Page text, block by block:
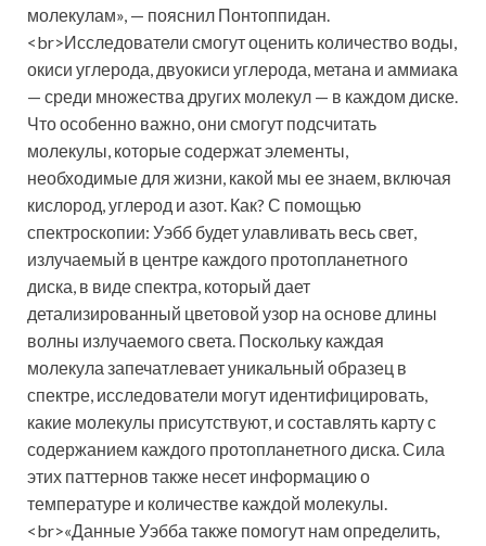
молекулам», — пояснил Понтоппидан.
<br>Исследователи смогут оценить количество воды,
окиси углерода, двуокиси углерода, метана и аммиака
— среди множества других молекул — в каждом диске.
Что особенно важно, они смогут подсчитать
молекулы, которые содержат элементы,
необходимые для жизни, какой мы ее знаем, включая
кислород, углерод и азот. Как? С помощью
спектроскопии: Уэбб будет улавливать весь свет,
излучаемый в центре каждого протопланетного
диска, в виде спектра, который дает
детализированный цветовой узор на основе длины
волны излучаемого света. Поскольку каждая
молекула запечатлевает уникальный образец в
спектре, исследователи могут идентифицировать,
какие молекулы присутствуют, и составлять карту с
содержанием каждого протопланетного диска. Сила
этих паттернов также несет информацию о
температуре и количестве каждой молекулы.
<br>«Данные Уэбба также помогут нам определить,